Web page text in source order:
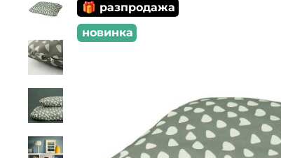
🎁 разпродажа
новинка